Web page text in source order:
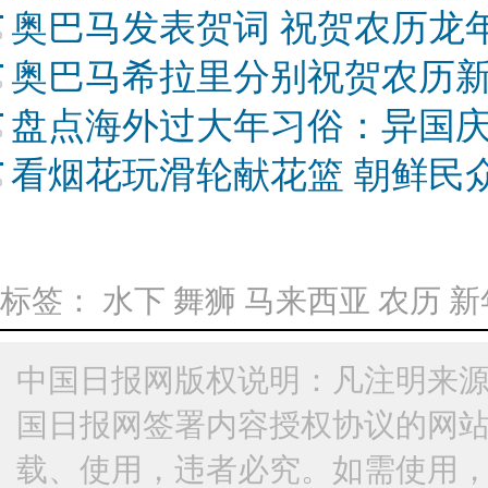
奥巴马发表贺词 祝贺农历龙
奥巴马希拉里分别祝贺农历
盘点海外过大年习俗：异国
看烟花玩滑轮献花篮 朝鲜民
标签： 水下 舞狮 马来西亚 农历
中国日报网版权说明：凡注明来
国日报网签署内容授权协议的网
载、使用，违者必究。如需使用